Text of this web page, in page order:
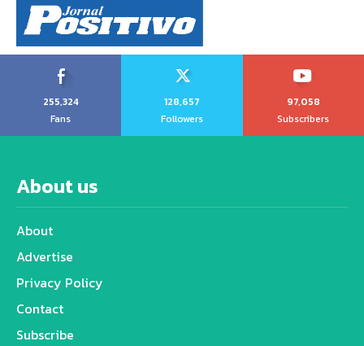
255,324
Fans
128,657
Followers
97,058
Subscribers
About us
About
Advertise
Privacy Policy
Contact
Subscribe